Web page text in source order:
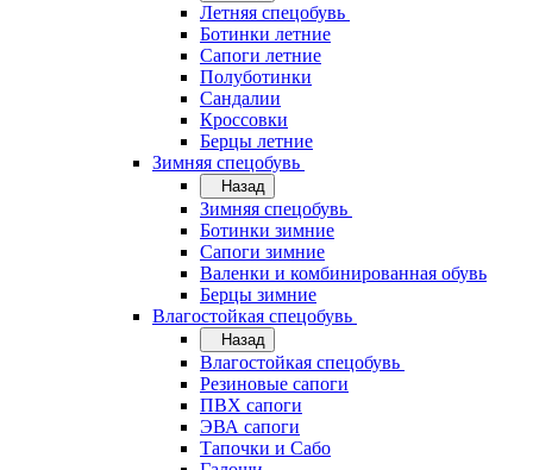
Летняя спецобувь
Ботинки летние
Сапоги летние
Полуботинки
Сандалии
Кроссовки
Берцы летние
Зимняя спецобувь
Назад
Зимняя спецобувь
Ботинки зимние
Сапоги зимние
Валенки и комбинированная обувь
Берцы зимние
Влагостойкая спецобувь
Назад
Влагостойкая спецобувь
Резиновые сапоги
ПВХ сапоги
ЭВА сапоги
Тапочки и Сабо